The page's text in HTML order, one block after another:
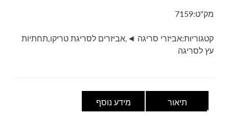
גוון
לב-
30
מק"ט:7159
קטגוריות:אביזרי סריגה ◄ ,אביזרים לסריגת טריקו,תחתיות
עץ לסריגה
תיאור מידע נוסף